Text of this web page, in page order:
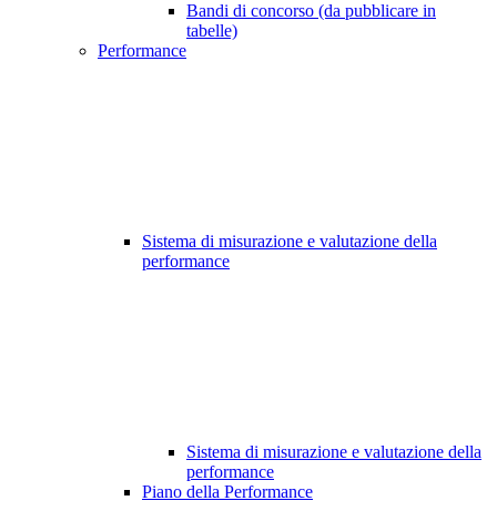
Bandi di concorso (da pubblicare in
tabelle)
Performance
Sistema di misurazione e valutazione della
performance
Sistema di misurazione e valutazione della
performance
Piano della Performance